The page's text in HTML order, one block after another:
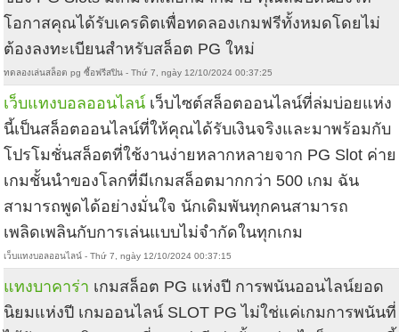
โอกาสคุณได้รับเครดิตเพื่อทดลองเกมฟรีทั้งหมดโดยไม่
ต้องลงทะเบียนสำหรับสล็อต PG ใหม่
ทดลองเล่นสล็อต pg ซื้อฟรีสปิน - Thứ 7, ngày 12/10/2024 00:37:25
เว็บแทงบอลออนไลน์ เว็บไซต์สล็อตออนไลน์ที่ล่มบ่อยแห่ง
นี้เป็นสล็อตออนไลน์ที่ให้คุณได้รับเงินจริงและมาพร้อมกับ
โปรโมชั่นสล็อตที่ใช้งานง่ายหลากหลายจาก PG Slot ค่าย
เกมชั้นนำของโลกที่มีเกมสล็อตมากกว่า 500 เกม ฉัน
สามารถพูดได้อย่างมั่นใจ นักเดิมพันทุกคนสามารถ
เพลิดเพลินกับการเล่นแบบไม่จำกัดในทุกเกม
เว็บแทงบอลออนไลน์ - Thứ 7, ngày 12/10/2024 00:37:15
แทงบาคาร่า เกมสล็อต PG แห่งปี การพนันออนไลน์ยอด
นิยมแห่งปี เกมออนไลน์ SLOT PG ไม่ใช่แค่เกมการพนันที่